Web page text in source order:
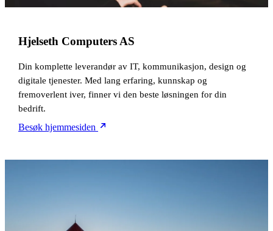
Hjelseth Computers AS
Din komplette leverandør av IT, kommunikasjon, design og
digitale tjenester. Med lang erfaring, kunnskap og
fremoverlent iver, finner vi den beste løsningen for din
bedrift.
Besøk hjemmesiden